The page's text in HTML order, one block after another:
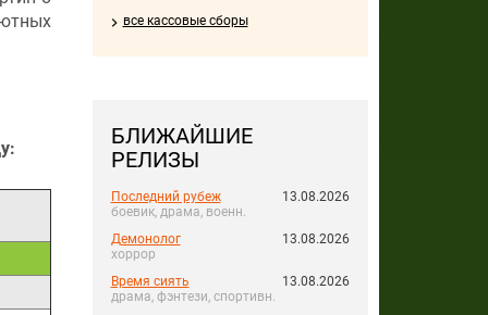
все кассовые сборы
БЛИЖАЙШИЕ
РЕЛИЗЫ
Последний рубеж
боевик, драма, военн.
13.08.2026
Демонолог
хоррор
13.08.2026
Время сиять
драма, фэнтези, спортивн.
13.08.2026